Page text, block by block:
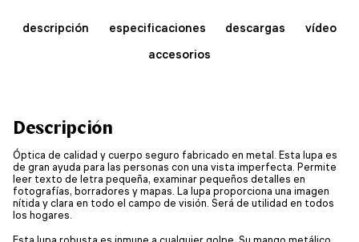
descripción especificaciones descargas
vídeo
accesorios
Descripción
Óptica de calidad y cuerpo seguro fabricado en metal. Esta lupa es
de gran ayuda para las personas con una vista imperfecta. Permite
leer texto de letra pequeña, examinar pequeños detalles en
fotografías, borradores y mapas. La lupa proporciona una imagen
nítida y clara en todo el campo de visión. Será de utilidad en todos
los hogares.
Esta lupa robusta es inmune a cualquier golpe. Su mango metálico